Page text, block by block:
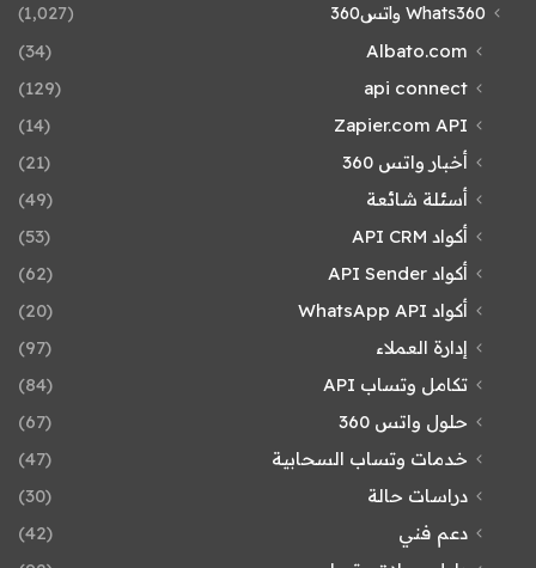
Whats360 واتس360
(1٬027)
Albato.com
(34)
api connect
(129)
Zapier.com API
(14)
أخبار واتس 360
(21)
أسئلة شائعة
(49)
أكواد API CRM
(53)
أكواد API Sender
(62)
أكواد WhatsApp API
(20)
إدارة العملاء
(97)
تكامل وتساب API
(84)
حلول واتس 360
(67)
خدمات وتساب السحابية
(47)
دراسات حالة
(30)
دعم فني
(42)